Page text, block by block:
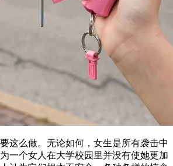
这么做。无论如何，女生是所有袭击中
一个女人在大学校园里并没有使她更加